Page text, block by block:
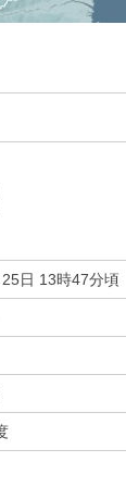
日 13時47分頃